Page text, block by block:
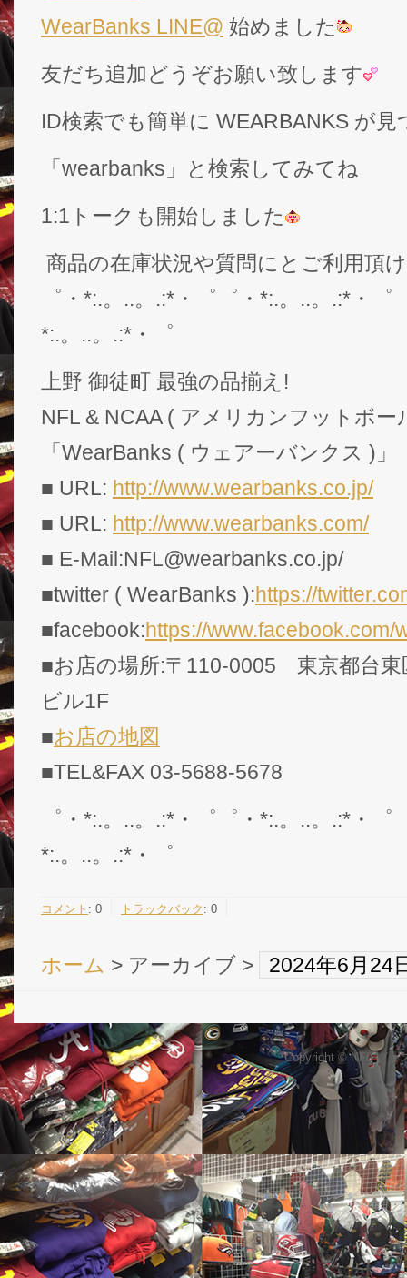
WearBanks LINE@ 始めました
友だち追加どうぞお願い致します
ID検索でも簡単に WEARBANKS が
「wearbanks」と検索してみてね
1:1トークも開始しました
商品の在庫状況や質問にとご利用頂
゜・*:.。..。.:*・゜゜・*:.。..。.:*・
*:.。..。.:*・゜
上野 御徒町 最強の品揃え!
NFL & NCAA ( アメリカンフットボー
「WearBanks ( ウェアーバンクス )」
■ URL: http://www.wearbanks.co.jp/
■ URL: http://www.wearbanks.com/
■ E-Mail:NFL@wearbanks.co.jp/
■twitter ( WearBanks ):https://
■facebook:https://www.facebook.com/
■お店の場所:〒110-0005 東京都台
ビル1F
■お店の地図
■TEL&FAX 03-5688-5678
゜・*:.。..。.:*・゜゜・*:.。..。.:*・
*:.。..。.:*・゜
コメント : 0 トラックバック : 0
ホーム > アーカイブ > 2024年6月24
Copyright © NFL グッ